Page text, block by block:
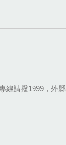
線請撥1999，外